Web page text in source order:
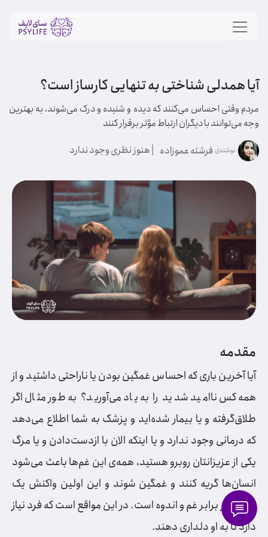
آیا همدلی شناختی به تنهایی کارساز است؟
مردم وقتی احساس می‌کنند که دیده و شنیده و درک می‌شوند، به بهترین
وجه می‌توانند با دیگران ارتباط مؤثر برقرار کنند
نوشته‌ی فرشته عموزاده | هنوز نظری وجود ندارد
مقدمه
آیا آخرین باری که احساس غمگین بودن یا ناراحتی داشتید و از
همه‌کس ناامید شدید را به یاد می‌آورید؟ به طور مثال اگر
طلاق‌گرفته و یا بیمار شده‌اید و پزشک به شما اطلاع می‌دهد
که درمانی وجود ندارد و یا اینکه الان با ازدست‌دادن و یا مرگ
یکی از عزیزانتان روبرو هستید، همه‎‌ی این غم‌ها باعث می‌شود
انسان‌ها گریه کنند و غمگین شوند و این اولین واکنش یک
انسان در برابر غم و اندوه است. در این مواقع است که فرد نیاز
دارد تا به او دلداری دهند.